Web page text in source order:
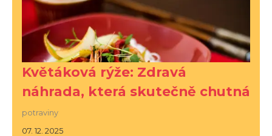
Květáková rýže: Zdravá
náhrada, která skutečně chutná
potraviny
07. 12. 2025